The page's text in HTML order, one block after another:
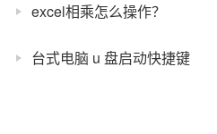
excel相乘怎么操作？
台式电脑 u 盘启动快捷键